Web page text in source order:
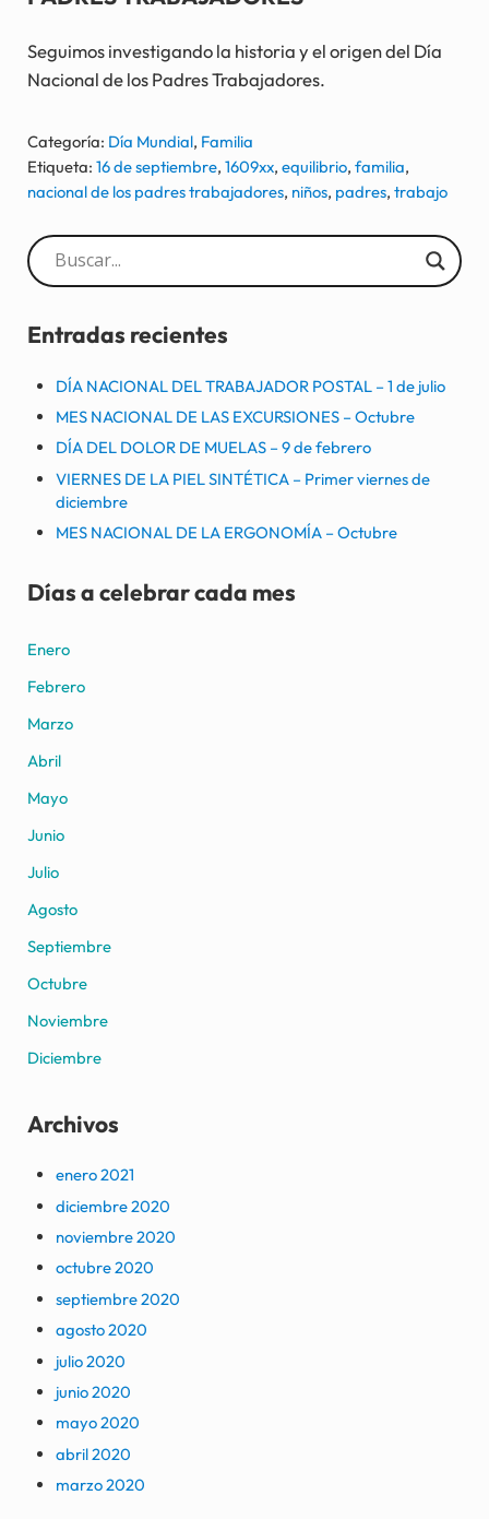
Seguimos investigando la historia y el origen del Día
Nacional de los Padres Trabajadores.
Categoría: Día Mundial, Familia
Etiqueta: 16 de septiembre, 1609xx, equilibrio, familia,
nacional de los padres trabajadores, niños, padres, trabajo
Sidebar
Entradas recientes
DÍA NACIONAL DEL TRABAJADOR POSTAL – 1 de julio
MES NACIONAL DE LAS EXCURSIONES – Octubre
DÍA DEL DOLOR DE MUELAS – 9 de febrero
VIERNES DE LA PIEL SINTÉTICA – Primer viernes de
diciembre
MES NACIONAL DE LA ERGONOMÍA – Octubre
Días a celebrar cada mes
Enero
Febrero
Marzo
Abril
Mayo
Junio
Julio
Agosto
Septiembre
Octubre
Noviembre
Diciembre
Archivos
enero 2021
diciembre 2020
noviembre 2020
octubre 2020
septiembre 2020
agosto 2020
julio 2020
junio 2020
mayo 2020
abril 2020
marzo 2020